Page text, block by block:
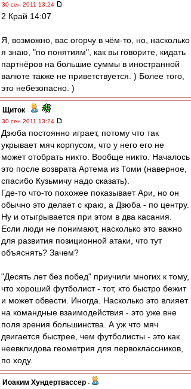
30 сен 2011 13:24
2 Край 14:07
Я, возможно, вас огорчу в чём-то, но, насколько
я знаю, "по понятиям", как вы говорите, кидать
партнёров на большие суммы в иностранной
валюте также не приветствуется. ) Более того,
это небезопасно. )
Щиток -
30 сен 2011 13:24
Дзюба постоянно играет, потому что так
укрывает мяч корпусом, что у него его не
может отобрать никто. Вообще никто. Началось
это после возврата Артема из Томи (наверное,
спасибо Кузьмичу надо сказать).
Где-то что-то похожее показывает Ари, но он
обычно это делает с краю, а Дзюба - по центру.
Ну и отыгрывается при этом в два касания.
Если люди не понимают, насколько это важно
для развития позиционной атаки, что тут
объяснять? Зачем?
"Десять лет без побед" приучили многих к тому,
что хороший футболист - тот, кто быстро бежит
и может обвести. Иногда. Насколько это влияет
на командные взаимодействия - это уже вне
поля зрения большинства. А уж что мяч
двигается быстрее, чем футболисты - это как
неевклидова геометрия для первоклассников,
по ходу.
Иоаким Хундертвассер -